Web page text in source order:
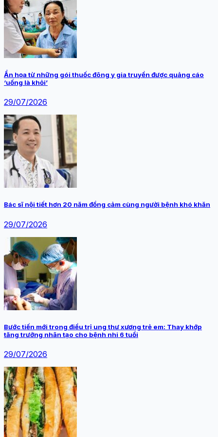
Ẩn họa từ những gói thuốc đông y gia truyền được quảng cáo
‘uống là khỏi’
29/07/2026
Bác sĩ nội tiết hơn 20 năm đồng cảm cùng người bệnh khó khăn
29/07/2026
Bước tiến mới trong điều trị ung thư xương trẻ em: Thay khớp
tăng trưởng nhân tạo cho bệnh nhi 6 tuổi
29/07/2026